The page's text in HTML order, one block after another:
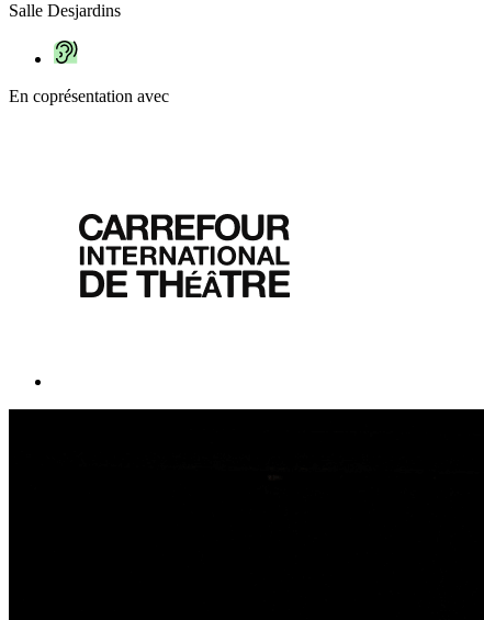
Salle Desjardins
En coprésentation avec